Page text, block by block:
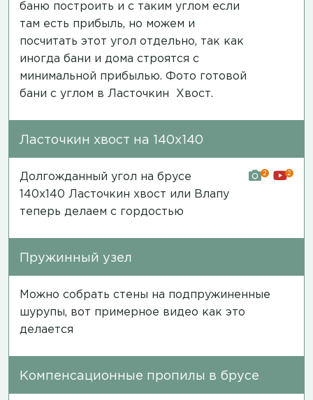
баню построить и с таким углом если
там есть прибыль, но можем и
посчитать этот угол отдельно, так как
иногда бани и дома строятся с
минимальной прибылью. Фото готовой
бани с углом в Ласточкин Хвост.
Ласточкин хвост на 140х140
Долгожданный угол на брусе
140х140 Ласточкин хвост или Влапу
теперь делаем с гордостью
2 2
Пружинный узел
Можно собрать стены на подпружиненные
шурупы, вот примерное видео как это
делается
Компенсационные пропилы в брусе